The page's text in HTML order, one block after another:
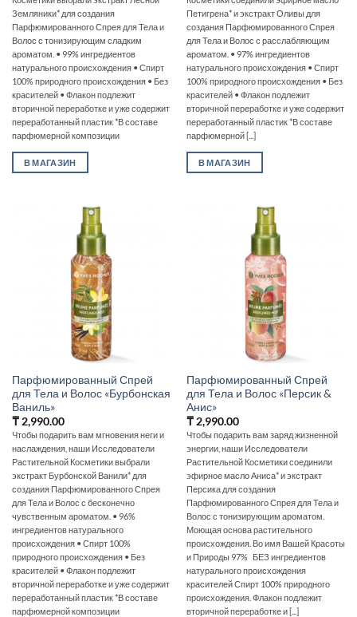
Земляники* для создания
Парфюмированного Спрея для Тела и
Волос с тонизирующим сладким
ароматом. • 99% ингредиентов
натурального происхождения • Спирт
100% природного происхождения • Без
красителей • Флакон подлежит
вторичной переработке и уже содержит
переработанный пластик *В составе
парфюмерной композиции
В МАГАЗИН
Петигрена* и экстракт Оливы для
создания Парфюмированного Спрея
для Тела и Волос с расслабляющим
ароматом. • 97% ингредиентов
натурального происхождения • Спирт
100% природного происхождения • Без
красителей • Флакон подлежит
вторичной переработке и уже содержит
переработанный пластик *В составе
парфюмерной [...]
В МАГАЗИН
Парфюмированный Спрей
для Тела и Волос «Бурбонская
Ваниль»
₸2,990.00
Чтобы подарить вам мгновения неги и
наслаждения, наши Исследователи
Растительной Косметики выбрали
экстракт Бурбонской Ванили* для
создания Парфюмированного Спрея
для Тела и Волос с бесконечно
чувственным ароматом. • 96%
ингредиентов натурального
происхождения • Спирт 100%
природного происхождения • Без
красителей • Флакон подлежит
вторичной переработке и уже содержит
переработанный пластик *В составе
парфюмерной композиции
Парфюмированный Спрей
для Тела и Волос «Персик &
Анис»
₸2,990.00
Чтобы подарить вам заряд жизненной
энергии, наши Исследователи
Растительной Косметики соединили
эфирное масло Аниса* и экстракт
Персика для создания
Парфюмированного Спрея для Тела и
Волос с тонизирующим ароматом.
Моющая основа растительного
происхождения. Во имя Вашей Красоты
и Природы 97% БЕЗ ингредиентов
натурального происхождения
красителей Спирт 100% природного
происхождения. Флакон подлежит
вторичной переработке и [...]